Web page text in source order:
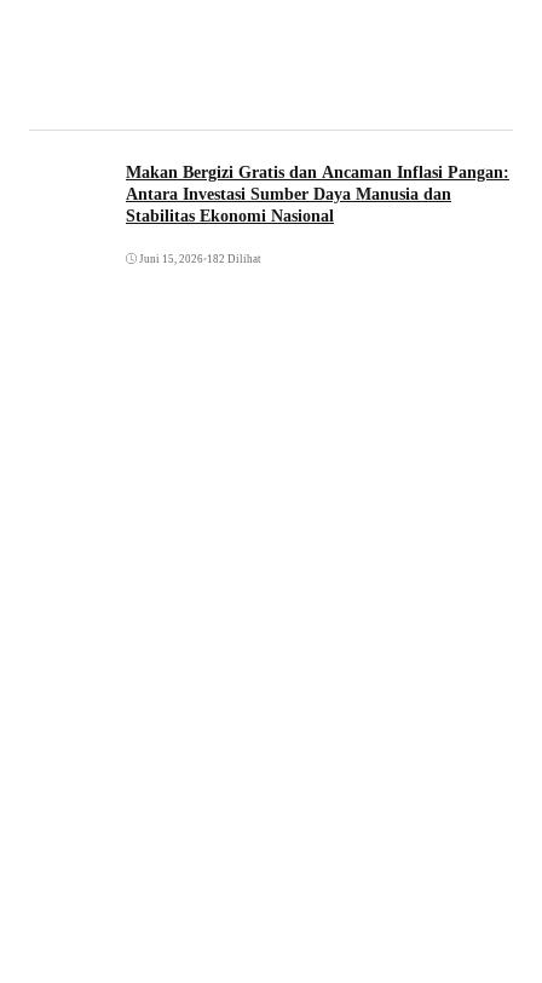
Makan Bergizi Gratis dan Ancaman Inflasi Pangan:
Antara Investasi Sumber Daya Manusia dan
Stabilitas Ekonomi Nasional
Juni 15, 2026•182 Dilihat